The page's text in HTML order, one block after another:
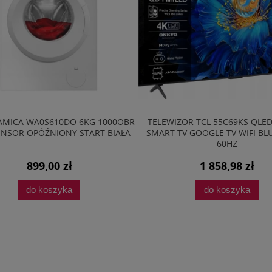
TCL 55C69KS QLED 4K UHD
TV GOOGLE TV WIFI BLUETOOTH
1 858,98 zł
do koszyka
LODÓWKA AMICA
181CM SLIMSIZE RETRO LED
2 198,99 zł
do koszyka